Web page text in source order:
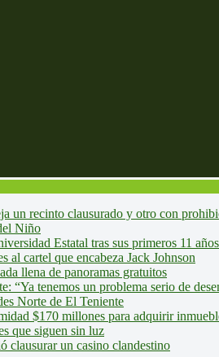
un recinto clausurado y otro con
Niño
Estatal tras sus primeros 11
al cartel que encabeza Jack Johnson
llena de panoramas gratuitos
“Ya tenemos un problema serio de
Norte de El Teniente
$170 millones para adquirir
que siguen sin luz
clausurar un casino clandestino